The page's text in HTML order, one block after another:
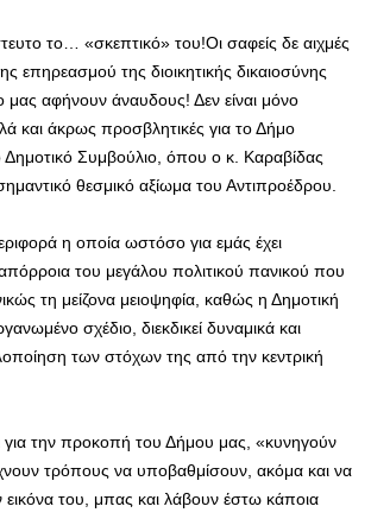
το… «σκεπτικό» του!Οι σαφείς δε αιχμές
επηρεασμού της διοικητικής δικαιοσύνης
αφήνουν άναυδους! Δεν είναι μόνο
και άκρως προσβλητικές για το Δήμο
Δημοτικό Συμβούλιο, όπου ο κ. Καραβίδας
θεσμικό αξίωμα του Αντιπροέδρου.
η οποία ωστόσο για εμάς έχει
του μεγάλου πολιτικού πανικού που
τη μείζονα μειοψηφία, καθώς η Δημοτική
σχέδιο, διεκδικεί δυναμικά και
των στόχων της από την κεντρική
για την προκοπή του Δήμου μας, «κυνηγούν
τρόπους να υποβαθμίσουν, ακόμα και να
του, μπας και λάβουν έστω κάποια